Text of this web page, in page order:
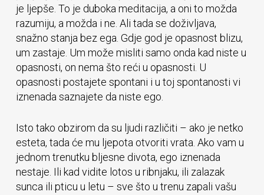
je ljepše. To je duboka meditacija, a oni to možda
razumiju, a možda i ne. Ali tada se doživljava,
snažno stanja bez ega. Gdje god je opasnost blizu,
um zastaje. Um može misliti samo onda kad niste u
opasnosti, on nema što reći u opasnosti. U
opasnosti postajete spontani i u toj spontanosti vi
iznenada saznajete da niste ego.
Isto tako obzirom da su ljudi različiti – ako je netko
esteta, tada će mu ljepota otvoriti vrata. Ako vam u
jednom trenutku bljesne divota, ego iznenada
nestaje. Ili kad vidite lotos u ribnjaku, ili zalazak
sunca ili pticu u letu – sve što u trenu zapali vašu